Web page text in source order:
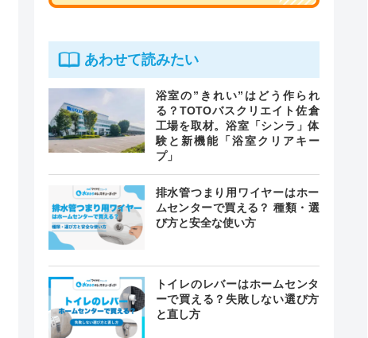
あわせて読みたい
浴室の”きれい”はどう作られ
る？TOTOバスクリエイト佐倉
工場を取材。浴室「シンラ」体
験と新機能「浴室クリアキー
プ」
排水管つまり用ワイヤーはホー
ムセンターで買える？ 種類・選
び方と安全な使い方
トイレのレバーはホームセンタ
ーで買える？失敗しない選び方
と直し方